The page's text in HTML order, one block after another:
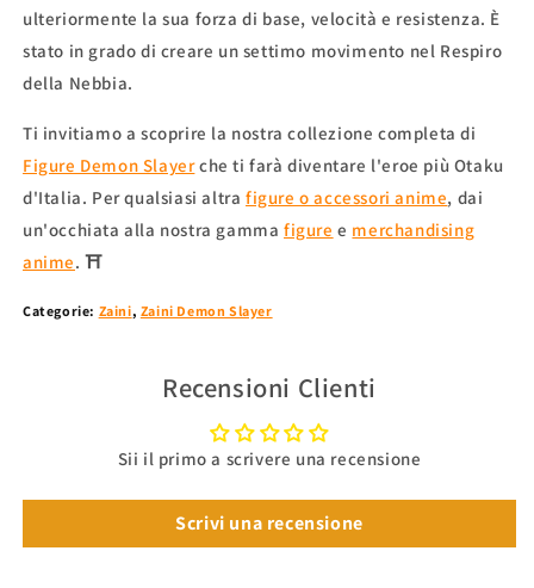
ulteriormente la sua forza di base, velocità e resistenza. È
stato in grado di creare un settimo movimento nel Respiro
della Nebbia.
Ti invitiamo a scoprire la nostra collezione completa di
Figure Demon Slayerche ti farà diventare l'eroe più Otaku
d'Italia. Per qualsiasi altrafigure o accessori anime, dai
un'occhiata alla nostra gammafigure e merchandising
anime. ⛩
Categorie: Zaini, Zaini Demon Slayer
Recensioni Clienti
Sii il primo a scrivere una recensione
Scrivi una recensione